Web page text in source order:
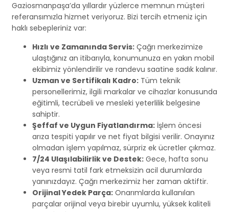
Gaziosmanpaşa’da yıllardır yüzlerce memnun müşteri
referansımızla hizmet veriyoruz. Bizi tercih etmeniz için
haklı sebepleriniz var:
Hızlı ve Zamanında Servis: Çağrı merkezimize
ulaştığınız an itibarıyla, konumunuza en yakın mobil
ekibimiz yönlendirilir ve randevu saatine sadık kalınır.
Uzman ve Sertifikalı Kadro: Tüm teknik
personellerimiz, ilgili markalar ve cihazlar konusunda
eğitimli, tecrübeli ve mesleki yeterlilik belgesine
sahiptir.
Şeffaf ve Uygun Fiyatlandırma: İşlem öncesi
arıza tespiti yapılır ve net fiyat bilgisi verilir. Onayınız
olmadan işlem yapılmaz, sürpriz ek ücretler çıkmaz.
7/24 Ulaşılabilirlik ve Destek: Gece, hafta sonu
veya resmi tatil fark etmeksizin acil durumlarda
yanınızdayız. Çağrı merkezimiz her zaman aktiftir.
Orijinal Yedek Parça: Onarımlarda kullanılan
parçalar orijinal veya birebir uyumlu, yüksek kaliteli